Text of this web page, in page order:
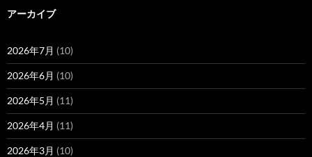
アーカイブ
2026年7月 (10)
2026年6月 (10)
2026年5月 (11)
2026年4月 (11)
2026年3月 (10)